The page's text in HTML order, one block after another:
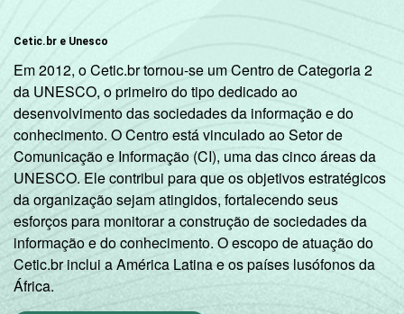
Cetic.br e Unesco
Em 2012, o Cetic.br tornou-se um Centro de Categoria 2
da UNESCO, o primeiro do tipo dedicado ao
desenvolvimento das sociedades da informação e do
conhecimento. O Centro está vinculado ao Setor de
Comunicação e Informação (CI), uma das cinco áreas da
UNESCO. Ele contribui para que os objetivos estratégicos
da organização sejam atingidos, fortalecendo seus
esforços para monitorar a construção de sociedades da
informação e do conhecimento. O escopo de atuação do
Cetic.br inclui a América Latina e os países lusófonos da
África.